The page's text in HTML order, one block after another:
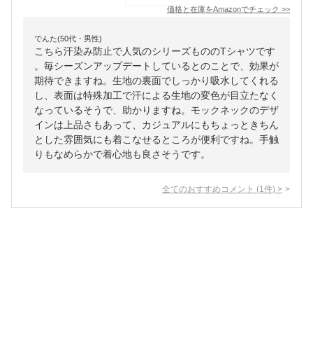
価格と在庫をAmazonでチェック >>
でんた(50代・男性)
こちら汗染み防止で人気のシリーズもののTシャツです
。毎シーズンアップデートしているとのことで、効果が
期待できますね。生地の裏面でしっかり吸水してくれる
し、表面は特殊加工で汗による生地の変色が目立たなく
なっているそうで、助かりますね。モックネックのデザ
インは上品さもあって、カジュアルにもちょっときちん
とした雰囲気にも着こなせるところが便利ですね。手触
りもなめらかで着心地も良さそうです。
全てのおすすめコメント (1 件) >